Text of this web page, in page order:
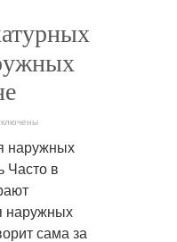
наружных
Часто в
наружных
сама за